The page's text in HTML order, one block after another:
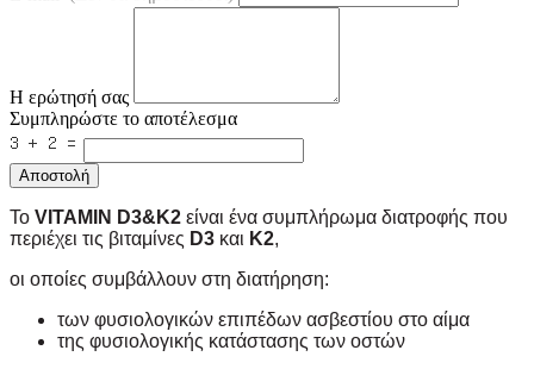
Η ερώτησή σας
Συμπληρώστε το αποτέλεσμα
Αποστολή
Το VITAMIN D3&K2 είναι ένα συμπλήρωμα διατροφής που
περιέχει τις βιταμίνες D3 και Κ2,
οι οποίες συμβάλλουν στη διατήρηση:
των φυσιολογικών επιπέδων ασβεστίου στο αίμα
της φυσιολογικής κατάστασης των οστών